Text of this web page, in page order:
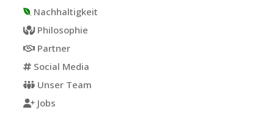
Nachhaltigkeit
Philosophie
Partner
Social Media
Unser Team
Jobs